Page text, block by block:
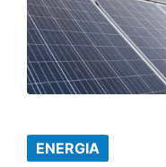
ENERGIA